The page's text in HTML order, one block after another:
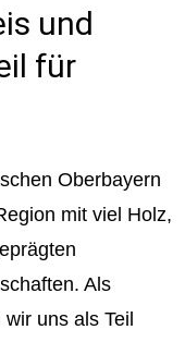
und
für
Oberbayern
mit viel Holz,
Als
uns als Teil